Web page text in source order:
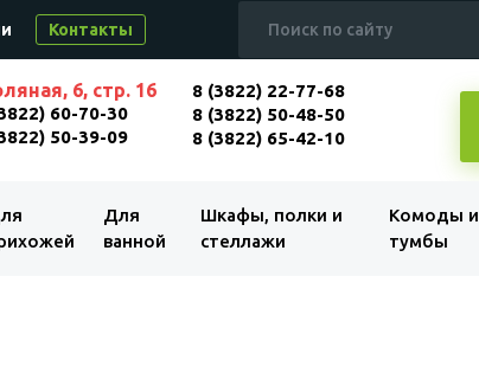
Контакты
6, стр. 16
60-70-30
50-39-09
8 (3822) 22-77-68
8 (3822) 50-48-50
8 (3822) 65-42-10
Для
ванной
Шкафы, полки и
стеллажи
Комоды и
тумбы